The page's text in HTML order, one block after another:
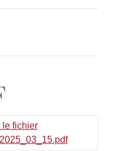
fichier